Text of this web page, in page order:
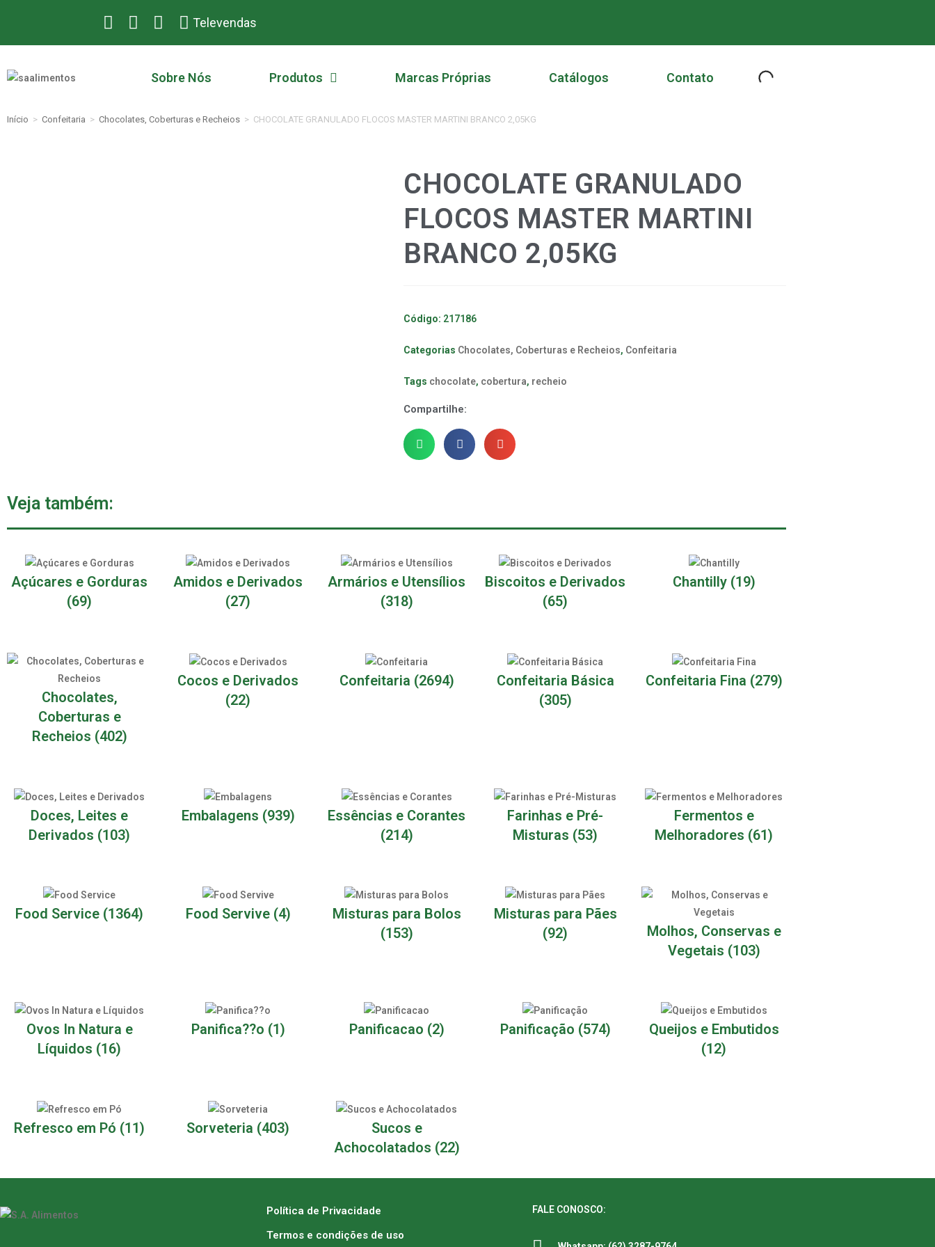
Televendas
Sobre Nós Produtos Marcas Próprias Catálogos Contato
Início > Confeitaria > Chocolates, Coberturas e Recheios > CHOCOLATE GRANULADO FLOCOS MASTER MARTINI BRANCO 2,05KG
CHOCOLATE GRANULADO
FLOCOS MASTER MARTINI
BRANCO 2,05KG
Código: 217186
Categorias Chocolates, Coberturas e Recheios, Confeitaria
Tags chocolate, cobertura, recheio
Compartilhe:
Veja também:
Açúcares e Gorduras
(69)
Amidos e Derivados
(27)
Armários e Utensílios
(318)
Biscoitos e Derivados
(65)
Chantilly (19)
Chocolates,
Coberturas e
Recheios (402)
Cocos e Derivados
(22)
Confeitaria (2694)
Confeitaria Básica
(305)
Confeitaria Fina (279)
Doces, Leites e
Derivados (103)
Embalagens (939)
Essências e Corantes
(214)
Farinhas e Pré-
Misturas (53)
Fermentos e
Melhoradores (61)
Food Service (1364) Food Servive (4)
Misturas para Bolos
(153)
Misturas para Pães
(92)
Molhos, Conservas e
Vegetais (103)
Ovos In Natura e
Líquidos (16)
Panifica??o (1) Panificacao (2) Panificação (574)
Queijos e Embutidos
(12)
Refresco em Pó (11) Sorveteria (403)
Sucos e
Achocolatados (22)
Política de Privacidade
Termos e condições de uso
FALE CONOSCO: